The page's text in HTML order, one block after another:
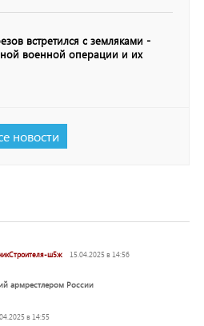
встретился с земляками -
военной операции и их
новости
ш5ж 15.04.2025 в 14:56
армрестлером России
в 14:55